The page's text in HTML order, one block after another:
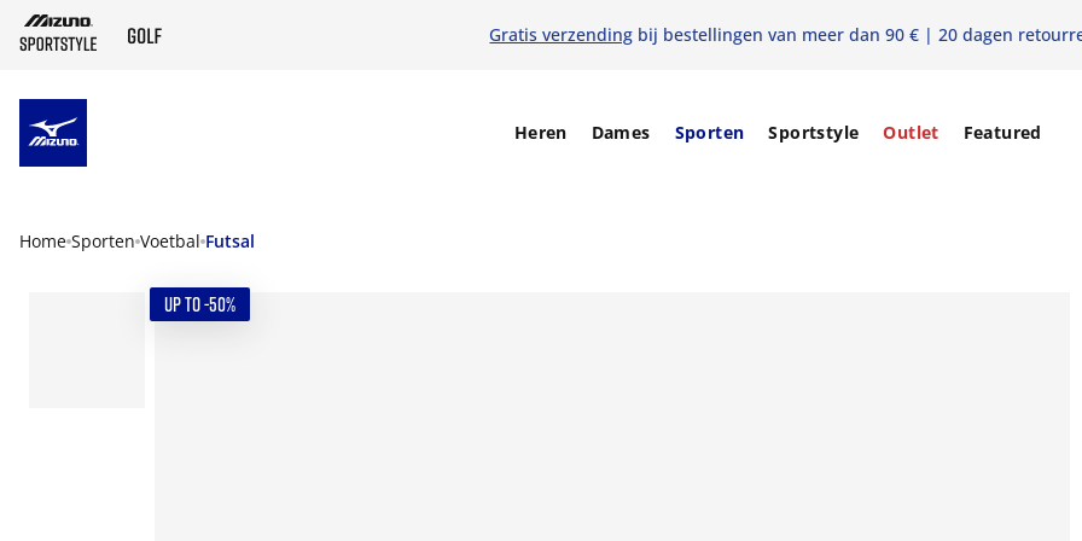
Gratis verzending bij bestellingen van meer dan 90 € | 20 dagen
Heren Dames Sporten Sportstyle Outlet Featured
Home Sporten Voetbal Futsal
UP TO -50%